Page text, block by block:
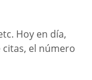
Hoy en día,
el número